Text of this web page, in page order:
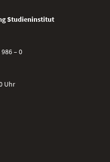
Studieninstitut
– 0
Uhr